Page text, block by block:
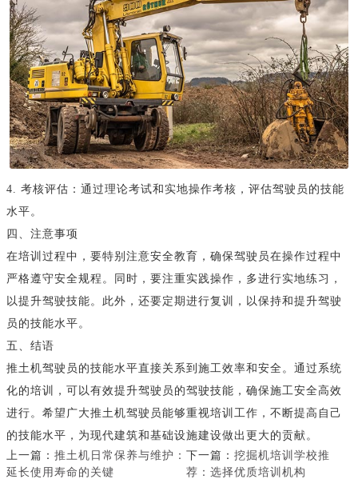
4. 考核评估：通过理论考试和实地操作考核，评估驾驶员的技能
水平。
四、注意事项
在培训过程中，要特别注意安全教育，确保驾驶员在操作过程中
严格遵守安全规程。同时，要注重实践操作，多进行实地练习，
以提升驾驶技能。此外，还要定期进行复训，以保持和提升驾驶
员的技能水平。
五、结语
推土机驾驶员的技能水平直接关系到施工效率和安全。通过系统
化的培训，可以有效提升驾驶员的驾驶技能，确保施工安全高效
进行。希望广大推土机驾驶员能够重视培训工作，不断提高自己
的技能水平，为现代建筑和基础设施建设做出更大的贡献。
上一篇： 推土机日常保养与维护：
延长使用寿命的关键
下一篇： 挖掘机培训学校推
荐：选择优质培训机构